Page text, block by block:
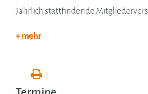
Jährlich stattfindende
+ mehr